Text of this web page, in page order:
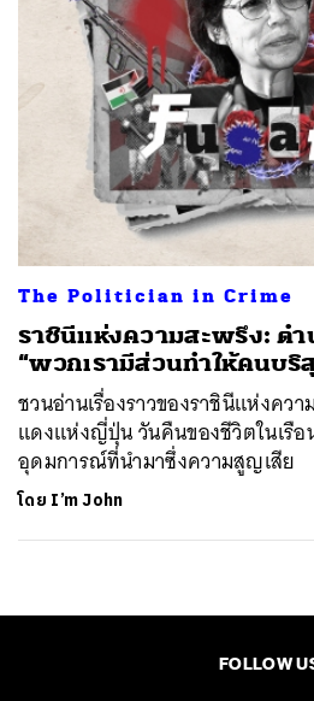
The Politician in Crime
ราชินีแห่งความสะพรึง: ต
“พวกเรามีส่วนทำให้คนบริ
ชวนอ่านเรื่องราวของราชินีแห่งค
แดงแห่งญี่ปุ่น วันคืนของชีวิตในเรือ
อุดมการณ์ที่นำมาซึ่งความสูญเสีย
โดย I’m John
FOLLOW
SHARE